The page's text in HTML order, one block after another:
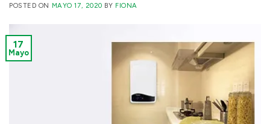
POSTED ON MAYO 17, 2020 BY FIONA
17
Mayo